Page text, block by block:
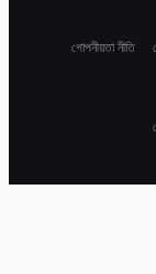
গোপনীয়তা নীতি